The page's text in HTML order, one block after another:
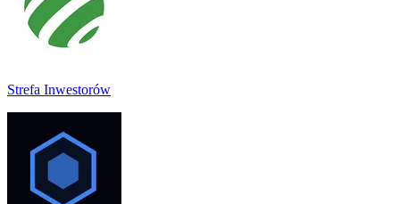
Strefa Inwestorów